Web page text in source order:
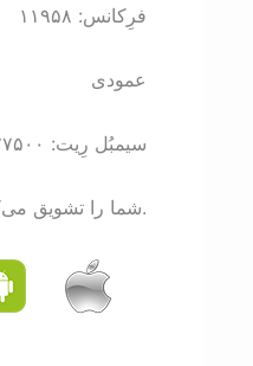
فرِکانس: ۱۱۹۵۸
عمودی
سيمبُل رِيت: ۲۷۵۰۰
شما را تشويق می‌کنيم با اپ موبايل راديو مژده، به‌صورت زنده برنامه‌های ما را بشنويد.